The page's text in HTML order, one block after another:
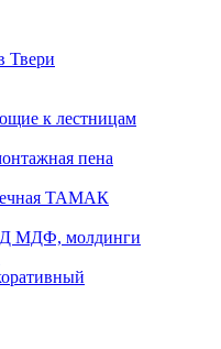
Твери
к лестницам
пена
ТАМАК
МДФ, молдинги